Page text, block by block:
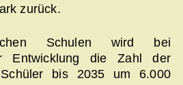
zurück.
Schulen wird bei
Entwicklung die Zahl der
bis 2035 um 6.000